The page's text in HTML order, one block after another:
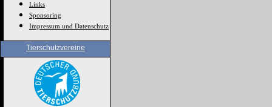
Links
Sponsoring
Impressum und Datenschutz
Tierschutzvereine